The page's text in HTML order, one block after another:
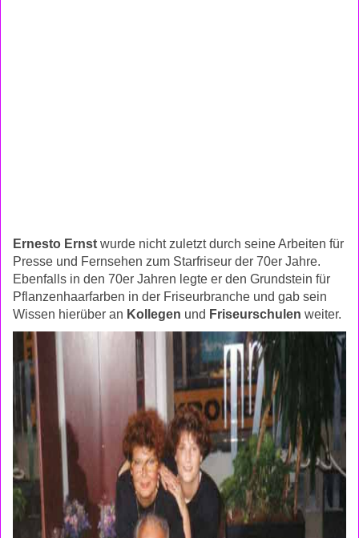
Ernesto Ernst wurde nicht zuletzt durch seine Arbeiten für
Presse und Fernsehen zum Starfriseur der 70er Jahre.
Ebenfalls in den 70er Jahren legte er den Grundstein für
Pflanzenhaarfarben in der Friseurbranche und gab sein
Wissen hierüber an Kollegen und Friseurschulen weiter.